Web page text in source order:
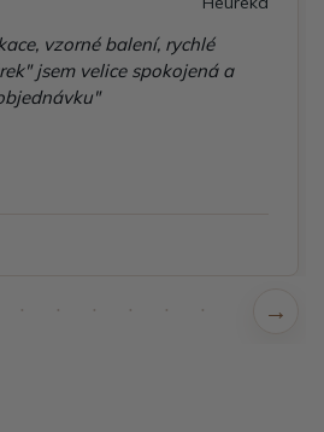
vzorné balení, rychlé
jsem velice spokojená a